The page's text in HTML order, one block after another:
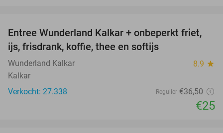
32%
Entree Wunderland Kalkar + onbeperkt friet,
ijs, frisdrank, koffie, thee en softijs
Wunderland Kalkar 8.9 star
Kalkar
Verkocht: 27.338
Regulier €36,50
€25